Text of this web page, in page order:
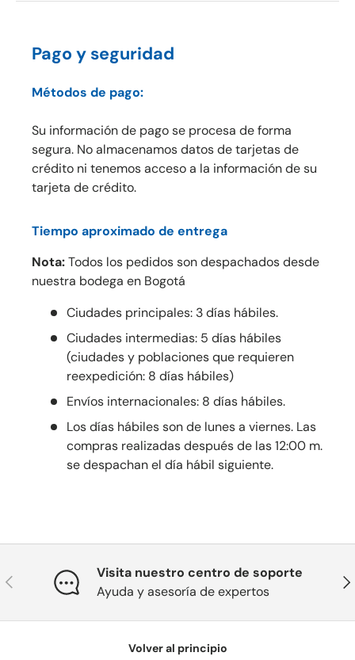
Pago y seguridad
Métodos de pago:
Su información de pago se procesa de forma
segura. No almacenamos datos de tarjetas de
crédito ni tenemos acceso a la información de su
tarjeta de crédito.
Tiempo aproximado de entrega
Nota:Todos los pedidos son despachados desde
nuestra bodega en Bogotá
Ciudades principales: 3 días hábiles.
Ciudades intermedias: 5 días hábiles
(ciudades y poblaciones que requieren
reexpedición: 8 días hábiles)
Envíos internacionales: 8 días hábiles.
Los días hábiles son de lunes a viernes. Las
compras realizadas después de las 12:00 m.
se despachan el día hábil siguiente.
Anterior
Visita nuestro centro de soporte
Ayuda y asesoría de expertos
Volver al principio